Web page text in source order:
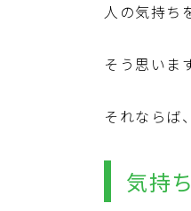
人の気持ち
そう思いま
それならば
気持